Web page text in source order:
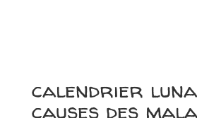
calendrier
causes des